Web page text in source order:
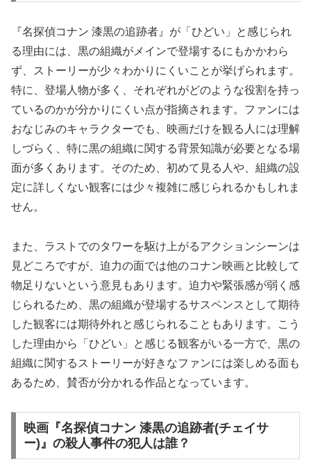
『名探偵コナン 漆黒の追跡者』が「ひどい」と感じられ
る理由には、黒の組織がメインで登場するにもかかわら
ず、ストーリーが少々わかりにくいことが挙げられます。
特に、登場人物が多く、それぞれがどのような役割を持っ
ているのかが分かりにくい点が指摘されます。ファンには
おなじみのキャラクターでも、映画だけを観る人には理解
しづらく、特に黒の組織に関する背景知識が必要となる場
面が多くあります。そのため、初めて見る人や、組織の設
定に詳しくない観客には少々複雑に感じられるかもしれま
せん。
また、ラストでのタワーを駆け上がるアクションシーンは
見どころですが、迫力の面では他のコナン映画と比較して
物足りないという意見もあります。迫力や緊張感が弱く感
じられるため、黒の組織が登場するサスペンスとして期待
した観客には期待外れと感じられることもあります。こう
した理由から「ひどい」と感じる観客がいる一方で、黒の
組織に関するストーリーが好きなファンには楽しめる面も
あるため、賛否が分かれる作品となっています。
映画『名探偵コナン 漆黒の追跡者(チェイサ
ー)』の殺人事件の犯人は誰？